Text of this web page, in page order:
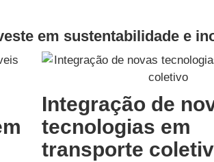
em sustentabilidade e
Integração de
tecnologias em
transporte